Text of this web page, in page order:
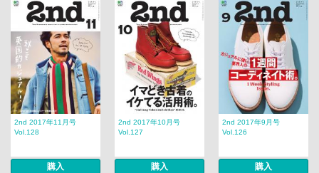
2nd 2017年11月号
Vol.128
購入
2nd 2017年10月号
Vol.127
購入
2nd 2017年9月号
Vol.126
購入